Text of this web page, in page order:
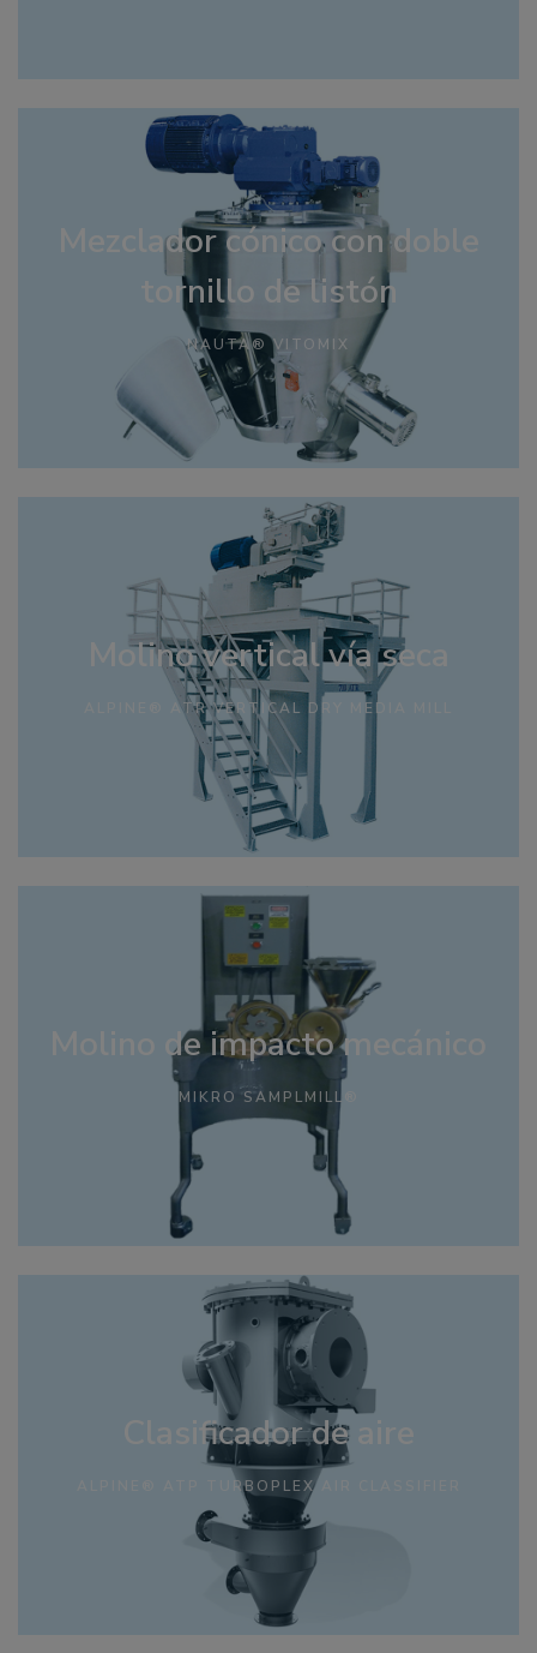
Mezclador cónico con doble
tornillo de listón
NAUTA® VITOMIX
Molino vertical vía seca
ALPINE® ATR VERTICAL DRY MEDIA MILL
Molino de impacto mecánico
MIKRO SAMPLMILL®
Clasificador de aire
ALPINE® ATP TURBOPLEX AIR CLASSIFIER